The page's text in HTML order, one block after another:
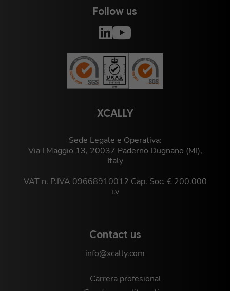
XCALLY
Sede Legale e Operativa:
Via I Maggio 13, 20037 Paderno Dugnano (MI),
Italy
VAT n. P.IVA 09668910012 Cap. Soc. € 200.000
i.v
Contact us
info@xcally.com
Carrera profesional
Follow us